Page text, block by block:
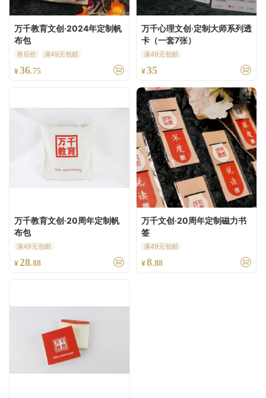
万千教育文创·2024年定制帆
布包
券后价 满49元包邮
¥36.75
万千心理文创·定制大师系列透
卡（一套7张）
满49元包邮
¥35
万千教育文创·20周年定制帆
布包
满49元包邮
¥28.88
万千文创·20周年定制磁力书
签
满49元包邮
¥8.88